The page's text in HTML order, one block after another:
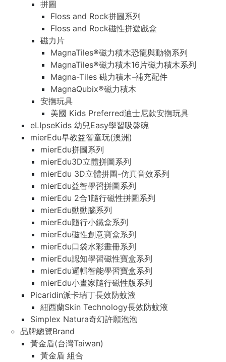
拼圖
Floss and Rock拼圖系列
Floss and Rock磁性拼遊戲盒
磁力片
MagnaTiles®磁力積木恐龍與動物系列
MagnaTiles®磁力積木16片磁力積木系列
Magna-Tiles 磁力積木-補充配件
MagnaQubix®磁力積木
安撫玩具
美國 Kids Preferred迪士尼款安撫玩具
eLIpseKids 幼兒Easy學習吸盤碗
mierEdu早教益智童玩(澳洲)
mierEdu拼圖系列
mierEdu3D立體拼圖系列
mierEdu 3D立體拼圖-仿真音效系列
mierEdu益智學習拼圖系列
mierEdu 2合1隨行磁性拼圖系列
mierEdu動動腦系列
mierEdu隨行小鐵盒系列
mierEdu磁性創意寶盒系列
mierEdu口袋水彩畫冊系列
mierEdu認知學習磁性寶盒系列
mierEdu邏輯智能學習寶盒系列
mierEdu小畫家隨行磁性版系列
Picaridin派卡瑞丁長效防蚊液
紐西蘭Skin Technology長效防蚊液
Simplex Natura奇幻許願泡泡
品牌總覽Brand
黃金盾(台灣Taiwan)
黃金盾 組合